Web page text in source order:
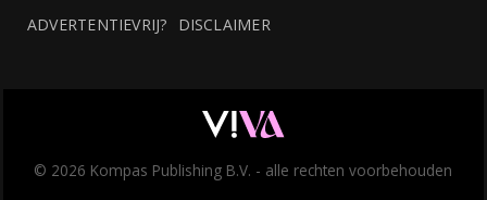
ADVERTENTIEVRIJ? DISCLAIMER
© 2026 Kompas Publishing B.V. - alle rechten voorbehouden